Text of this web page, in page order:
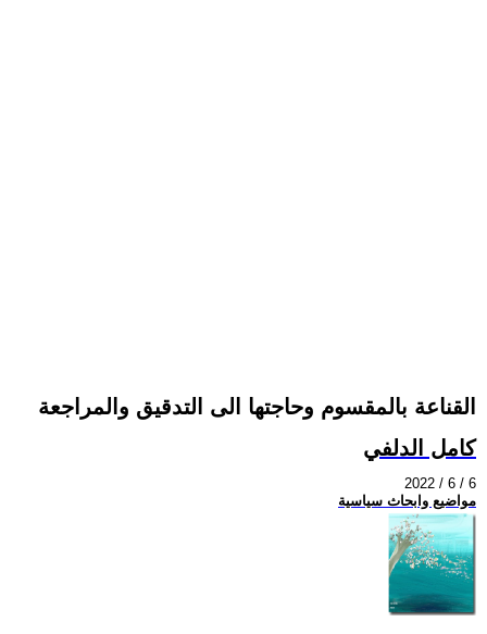
القناعة بالمقسوم وحاجتها الى التدقيق والمراجعة
كامل الدلفي
2022 / 6 / 6
مواضيع وابحاث سياسية